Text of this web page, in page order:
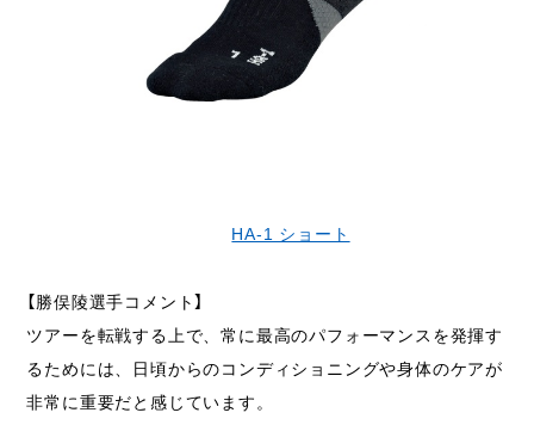
HA-1 ショート
【勝俣陵選手コメント】
ツアーを転戦する上で、常に最高のパフォーマンスを発揮す
るためには、日頃からのコンディショニングや身体のケアが
非常に重要だと感じています。